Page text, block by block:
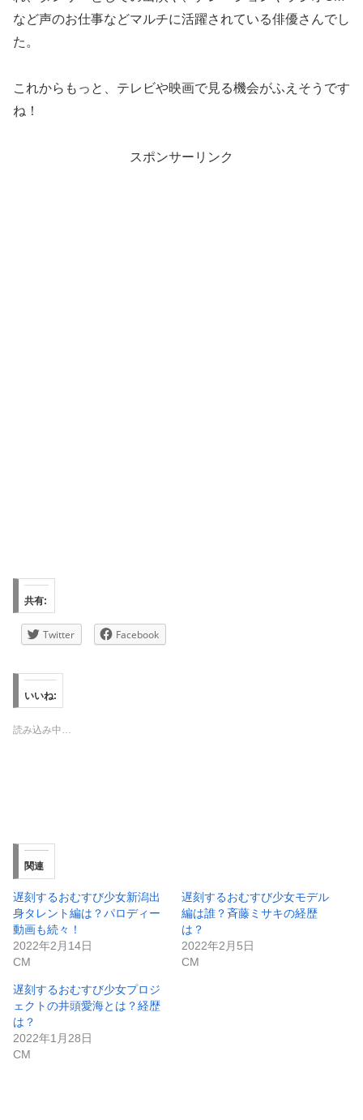
など声のお仕事などマルチに活躍されている俳優さんでし
た。
これからもっと、テレビや映画で見る機会がふえそうです
ね！
スポンサーリンク
共有:
Twitter Facebook
いいね:
読み込み中…
関連
遅刻するおむすび少女新潟出
身タレント編は？パロディー
動画も続々！
2022年2月14日
CM
遅刻するおむすび少女モデル
編は誰？斉藤ミサキの経歴
は？
2022年2月5日
CM
遅刻するおむすび少女プロジ
ェクトの井頭愛海とは？経歴
は？
2022年1月28日
CM